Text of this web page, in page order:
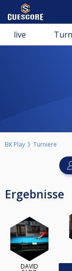
live
BK Play Turniere
Ergebnisse
DAVID